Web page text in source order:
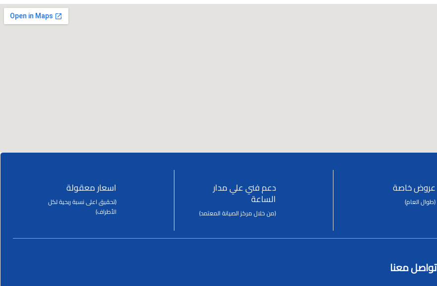
عروض خاصة
(طوال العام)
دعم فني علي مدار
الساعة
(من خلال مركز الصيانة المعتمد)
اسعار معقولة
(تحقيق اعلى نسبة ربحية لكل
الأطراف)
تواصل معنا